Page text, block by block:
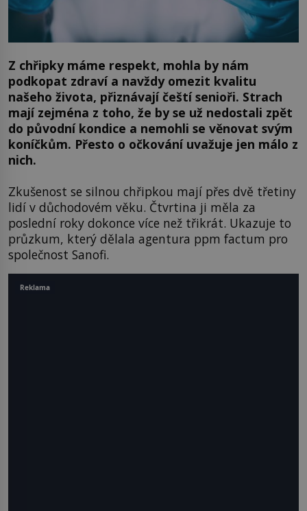
Z chřipky máme respekt, mohla by nám
podkopat zdraví a navždy omezit kvalitu
našeho života, přiznávají čeští senioři. Strach
mají zejména z toho, že by se už nedostali zpět
do původní kondice a nemohli se věnovat svým
koníčkům. Přesto o očkování uvažuje jen málo z
nich.
Zkušenost se silnou chřipkou mají přes dvě třetiny
lidí v důchodovém věku. Čtvrtina ji měla za
poslední roky dokonce více než třikrát. Ukazuje to
průzkum, který dělala agentura ppm factum pro
společnost Sanofi.
Reklama